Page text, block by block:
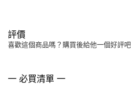
評價
喜歡這個商品嗎？購買後給他一個好評吧
一 必買清單 一